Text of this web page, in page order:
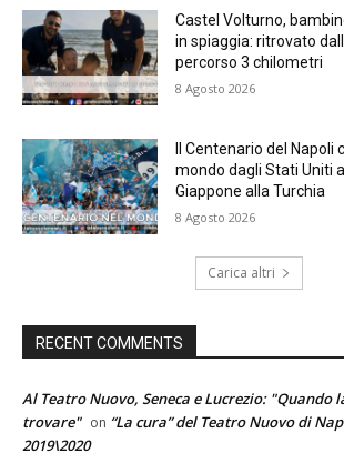
Castel Volturno,
in spiaggia: ritrovato
percorso 3 chilometri
8 Agosto 2026
Il Centenario del
mondo dagli Stati Uniti
Giappone alla Turchia
8 Agosto 2026
Carica altri
RECENT COMMENTS
Al Teatro Nuovo, Seneca e Lucrezio: "Quando
trovare" on “La cura” del Teatro Nuovo di
2019\2020